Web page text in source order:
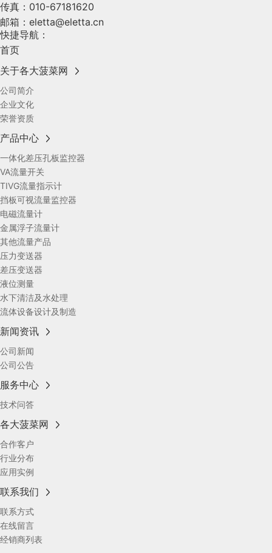
传真： 010-67181620
邮箱： eletta@eletta.cn
快捷导航：
首页
关于各大菠菜网
公司简介
企业文化
荣誉资质
产品中心
一体化差压孔板监控器
VA流量开关
TIVG流量指示计
挡板可视流量监控器
电磁流量计
金属浮子流量计
其他流量产品
压力变送器
差压变送器
液位测量
水下清洁及水处理
流体设备设计及制造
新闻资讯
公司新闻
公司公告
服务中心
技术问答
各大菠菜网
合作客户
行业分布
应用实例
联系我们
联系方式
在线留言
经销商列表